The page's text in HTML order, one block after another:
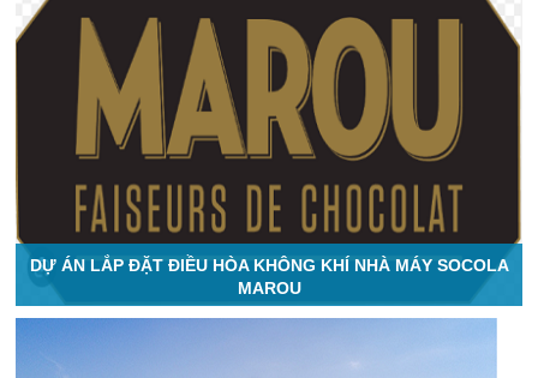
DỰ ÁN LẮP ĐẶT ĐIỀU HÒA KHÔNG KHÍ NHÀ MÁY SOCOLA
MAROU